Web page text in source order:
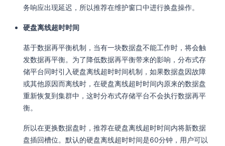
务响应出现延迟，所以推荐在维护窗口中进行换盘操作。
硬盘离线超时时间
基于数据再平衡机制，当有一块数据盘不能工作时，将会触
发数据再平衡。为了降低数据再平衡带来的影响，分布式存
储平台同时引入硬盘离线超时时间机制，如果数据盘因故障
或其他原因而离线时，在硬盘离线超时时间内原来的数据盘
重新恢复到集群中，这时分布式存储平台不会执行数据再平
衡。
所以在更换数据盘时，推荐在硬盘离线超时时间内将新数据
盘插回槽位。默认的硬盘离线超时时间是60分钟，用户可以